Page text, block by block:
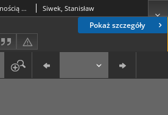
Pokaż szczegóły
Współzależność między sprawnością umysłową a dojrzałością społeczną dzieci upośledzonych umysłowo w stopniu umiarkowanym i znacznym Siwek, Stanisław